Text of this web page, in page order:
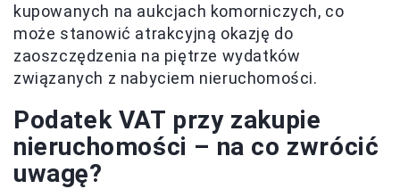
kupowanych na aukcjach komorniczych, co
może stanowić atrakcyjną okazję do
zaoszczędzenia na piętrze wydatków
związanych z nabyciem nieruchomości.
Podatek VAT przy zakupie
nieruchomości – na co zwrócić
uwagę?